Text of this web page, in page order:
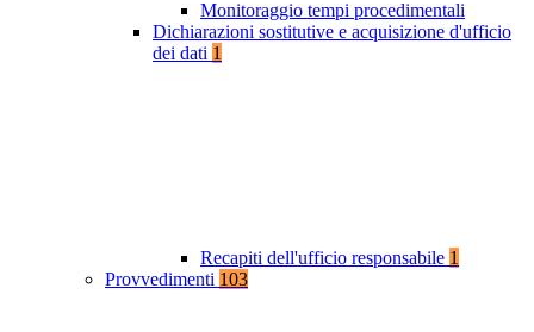
Monitoraggio tempi procedimentali
Dichiarazioni sostitutive e acquisizione d'ufficio
dei dati 1
Recapiti dell'ufficio responsabile 1
Provvedimenti 103